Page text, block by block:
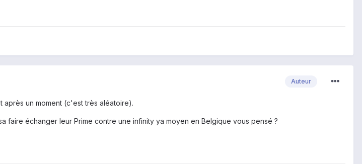
Auteur
un moment (c'est très aléatoire).
faire échanger leur Prime contre une infinity ya moyen en Belgique vous pensé ?